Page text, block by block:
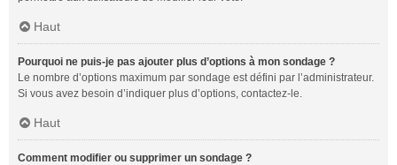
Haut
Pourquoi ne puis-je pas ajouter plus d’options à mon sondage ?
Le nombre d’options maximum par sondage est défini par l’administrateur.
Si vous avez besoin d’indiquer plus d’options, contactez-le.
Haut
Comment modifier ou supprimer un sondage ?